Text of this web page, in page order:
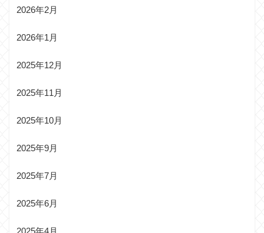
2026年2月
2026年1月
2025年12月
2025年11月
2025年10月
2025年9月
2025年7月
2025年6月
2025年4月